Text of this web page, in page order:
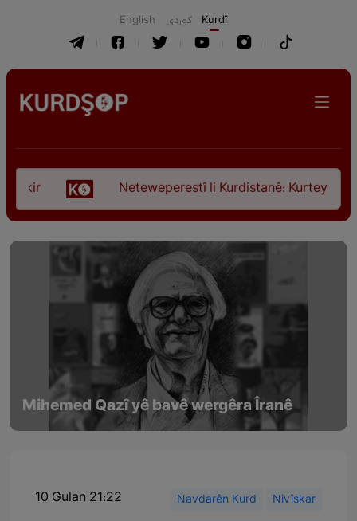
English كوردی Kurdî
Neteweperestî li Kurdistanê: Kurteya
Mihemed Qazî yê bavê wergêra Îranê
10 Gulan 21:22 Navdarên Kurd Nivîskar